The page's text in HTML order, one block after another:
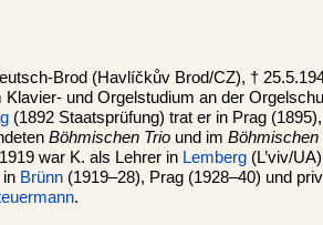
Brod (Havlíčkův Brod/CZ), †
Klavier- und Orgelstudium an der
(1892 Staatsprüfung) trat er in Prag
Böhmischen Trio und im Böhmischen
war K. als Lehrer in Lemberg (L’viv/
in Brünn (1919–28), Prag (1928–40) und
.